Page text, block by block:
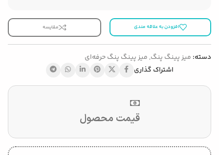
افزودن به علاقه مندی مقایسه
دسته: میز پینگ پنگ, میز پینگ پنگ حرفه‌ای
اشتراک گذاری
قیمت محصول